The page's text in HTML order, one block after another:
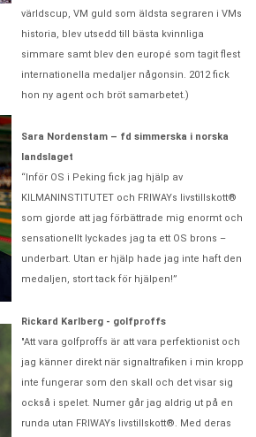
världscup, VM guld som äldsta segraren i VMs
historia, blev utsedd till bästa kvinnliga
simmare samt blev den europé som tagit flest
internationella medaljer någonsin. 2012 fick
hon ny agent och bröt samarbetet.)
Sara Nordenstam – fd simmerska i norska
landslaget
“Inför OS i Peking fick jag hjälp av
KILMANINSTITUTET och FRIWAYs livstillskott®
som gjorde att jag förbättrade mig enormt och
sensationellt lyckades jag ta ett OS brons –
underbart. Utan er hjälp hade jag inte haft den
medaljen, stort tack för hjälpen!”
Rickard Karlberg - golfproffs
"Att vara golfproffs är att vara perfektionist och
jag känner direkt när signaltrafiken i min kropp
inte fungerar som den skall och det visar sig
också i spelet. Numer går jag aldrig ut på en
runda utan FRIWAYs livstillskott®. Med deras